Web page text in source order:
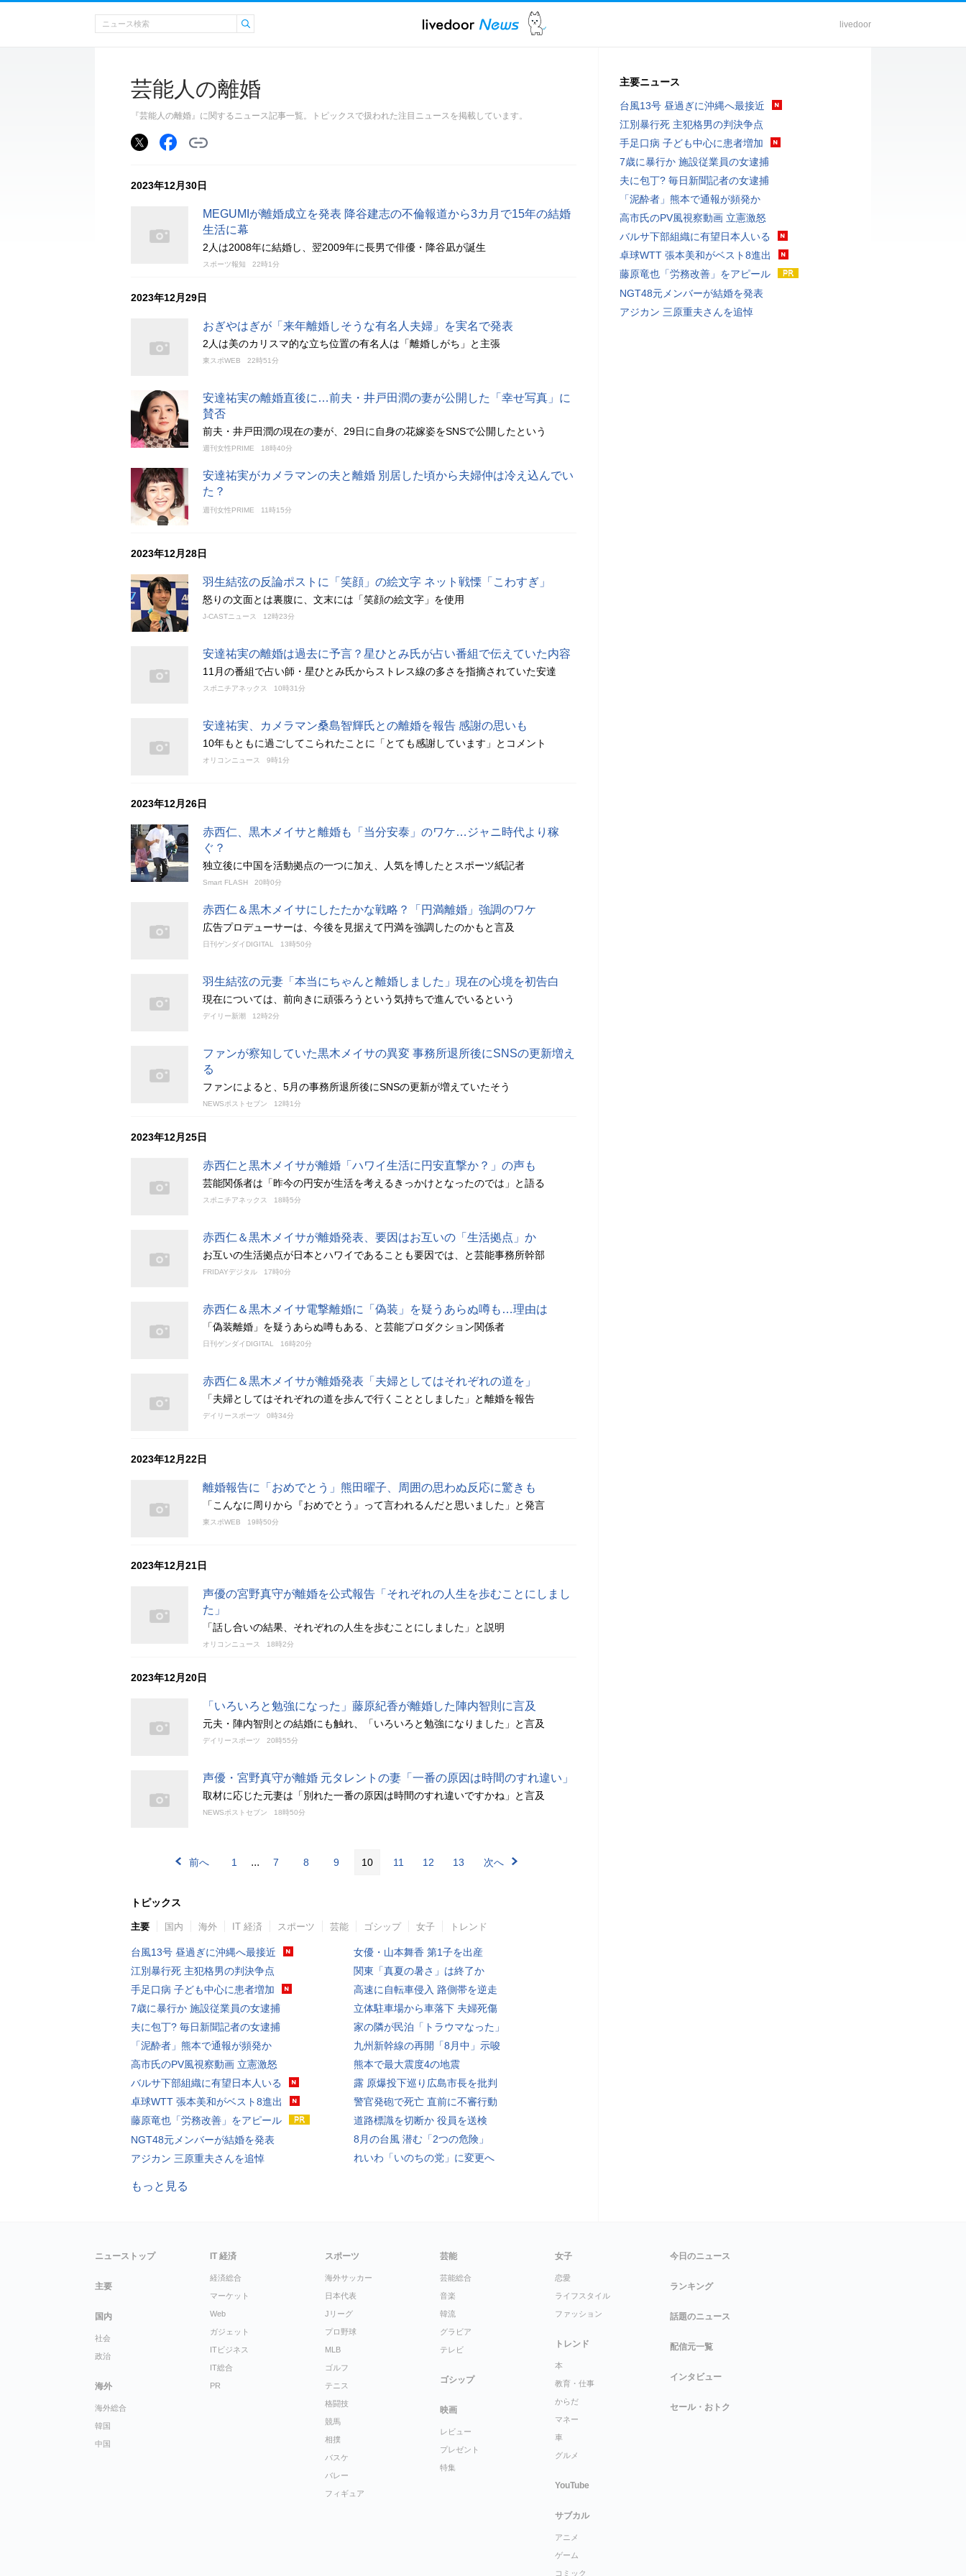
livedoor
芸能人の離婚
『芸能人の離婚』に関するニュース記事一覧。トピックスで扱われた注目ニュースを掲載しています。
2023年12月30日
MEGUMIが離婚成立を発表 降谷建志の不倫報道から3カ月で15年の結婚
生活に幕
2人は2008年に結婚し、翌2009年に長男で俳優・降谷凪が誕生
スポーツ報知 22時1分
2023年12月29日
おぎやはぎが「来年離婚しそうな有名人夫婦」を実名で発表
2人は美のカリスマ的な立ち位置の有名人は「離婚しがち」と主張
東スポWEB 22時51分
安達祐実の離婚直後に…前夫・井戸田潤の妻が公開した「幸せ写真」に
賛否
前夫・井戸田潤の現在の妻が、29日に自身の花嫁姿をSNSで公開したという
週刊女性PRIME 18時40分
安達祐実がカメラマンの夫と離婚 別居した頃から夫婦仲は冷え込んでい
た？
週刊女性PRIME 11時15分
2023年12月28日
羽生結弦の反論ポストに「笑顔」の絵文字 ネット戦慄「こわすぎ」
怒りの文面とは裏腹に、文末には「笑顔の絵文字」を使用
J-CASTニュース 12時23分
安達祐実の離婚は過去に予言？星ひとみ氏が占い番組で伝えていた内容
11月の番組で占い師・星ひとみ氏からストレス線の多さを指摘されていた安達
スポニチアネックス 10時31分
安達祐実、カメラマン桑島智輝氏との離婚を報告 感謝の思いも
10年もともに過ごしてこられたことに「とても感謝しています」とコメント
オリコンニュース 9時1分
2023年12月26日
赤西仁、黒木メイサと離婚も「当分安泰」のワケ…ジャニ時代より稼
ぐ？
独立後に中国を活動拠点の一つに加え、人気を博したとスポーツ紙記者
Smart FLASH 20時0分
赤西仁＆黒木メイサにしたたかな戦略？「円満離婚」強調のワケ
広告プロデューサーは、今後を見据えて円満を強調したのかもと言及
日刊ゲンダイDIGITAL 13時50分
羽生結弦の元妻「本当にちゃんと離婚しました」現在の心境を初告白
現在については、前向きに頑張ろうという気持ちで進んでいるという
デイリー新潮 12時2分
ファンが察知していた黒木メイサの異変 事務所退所後にSNSの更新増え
る
ファンによると、5月の事務所退所後にSNSの更新が増えていたそう
NEWSポストセブン 12時1分
2023年12月25日
赤西仁と黒木メイサが離婚「ハワイ生活に円安直撃か？」の声も
芸能関係者は「昨今の円安が生活を考えるきっかけとなったのでは」と語る
スポニチアネックス 18時5分
赤西仁＆黒木メイサが離婚発表、要因はお互いの「生活拠点」か
お互いの生活拠点が日本とハワイであることも要因では、と芸能事務所幹部
FRIDAYデジタル 17時0分
赤西仁＆黒木メイサ電撃離婚に「偽装」を疑うあらぬ噂も…理由は
「偽装離婚」を疑うあらぬ噂もある、と芸能プロダクション関係者
日刊ゲンダイDIGITAL 16時20分
赤西仁＆黒木メイサが離婚発表「夫婦としてはそれぞれの道を」
「夫婦としてはそれぞれの道を歩んで行くこととしました」と離婚を報告
デイリースポーツ 0時34分
2023年12月22日
離婚報告に「おめでとう」熊田曜子、周囲の思わぬ反応に驚きも
「こんなに周りから『おめでとう』って言われるんだと思いました」と発言
東スポWEB 19時50分
2023年12月21日
声優の宮野真守が離婚を公式報告「それぞれの人生を歩むことにしまし
た」
「話し合いの結果、それぞれの人生を歩むことにしました」と説明
オリコンニュース 18時2分
2023年12月20日
「いろいろと勉強になった」藤原紀香が離婚した陣内智則に言及
元夫・陣内智則との結婚にも触れ、「いろいろと勉強になりました」と言及
デイリースポーツ 20時55分
声優・宮野真守が離婚 元タレントの妻「一番の原因は時間のすれ違い」
取材に応じた元妻は「別れた一番の原因は時間のすれ違いですかね」と言及
NEWSポストセブン 18時50分
前へ 1 ... 7 8 9 10 11 12 13 次へ
トピックス
主要 国内 海外 IT 経済 スポーツ 芸能 ゴシップ 女子 トレンド
台風13号 昼過ぎに沖縄へ最接近
江別暴行死 主犯格男の判決争点
手足口病 子ども中心に患者増加
7歳に暴行か 施設従業員の女逮捕
夫に包丁? 毎日新聞記者の女逮捕
「泥酔者」熊本で通報が頻発か
高市氏のPV風視察動画 立憲激怒
バルサ下部組織に有望日本人いる
卓球WTT 張本美和がベスト8進出
藤原竜也「労務改善」をアピール
NGT48元メンバーが結婚を発表
アジカン 三原重夫さんを追悼
女優・山本舞香 第1子を出産
関東「真夏の暑さ」は終了か
高速に自転車侵入 路側帯を逆走
立体駐車場から車落下 夫婦死傷
家の隣が民泊「トラウマなった」
九州新幹線の再開「8月中」示唆
熊本で最大震度4の地震
露 原爆投下巡り広島市長を批判
警官発砲で死亡 直前に不審行動
道路標識を切断か 役員を送検
8月の台風 潜む「2つの危険」
れいわ「いのちの党」に変更へ
もっと見る
主要ニュース
台風13号 昼過ぎに沖縄へ最接近
江別暴行死 主犯格男の判決争点
手足口病 子ども中心に患者増加
7歳に暴行か 施設従業員の女逮捕
夫に包丁? 毎日新聞記者の女逮捕
「泥酔者」熊本で通報が頻発か
高市氏のPV風視察動画 立憲激怒
バルサ下部組織に有望日本人いる
卓球WTT 張本美和がベスト8進出
藤原竜也「労務改善」をアピール
NGT48元メンバーが結婚を発表
アジカン 三原重夫さんを追悼
ニューストップ
主要
国内
社会
政治
海外
海外総合
韓国
中国
IT 経済
経済総合
マーケット
Web
ガジェット
ITビジネス
IT総合
PR
スポーツ
海外サッカー
日本代表
Jリーグ
プロ野球
MLB
ゴルフ
テニス
格闘技
競馬
相撲
バスケ
バレー
フィギュア
芸能
芸能総合
音楽
韓流
グラビア
テレビ
ゴシップ
映画
レビュー
プレゼント
特集
女子
恋愛
ライフスタイル
ファッション
トレンド
本
教育・仕事
からだ
マネー
車
グルメ
YouTube
サブカル
アニメ
ゲーム
コミック
今日のニュース
ランキング
話題のニュース
配信元一覧
インタビュー
セール・おトク